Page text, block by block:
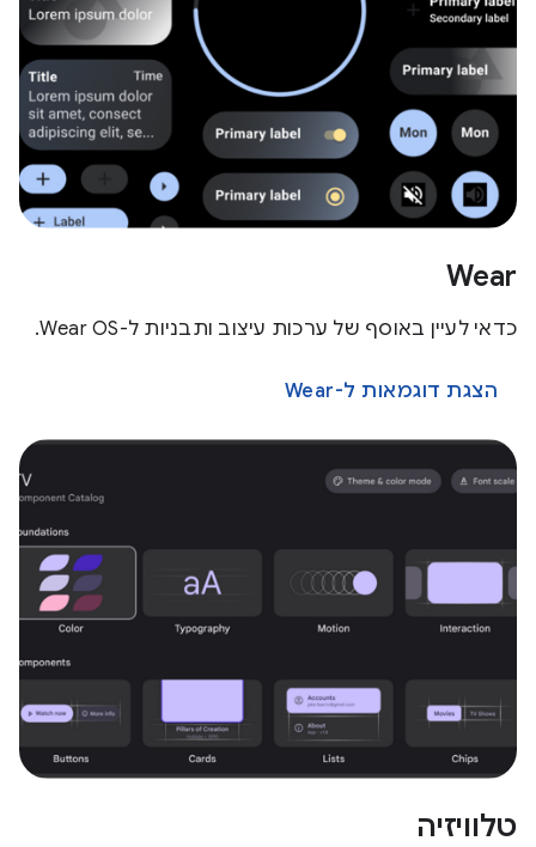
Wear
כדאי לעיין באוסף של ערכות עיצוב ותבניות ל-Wear OS.
הצגת דוגמאות ל-Wear
טלוויזיה